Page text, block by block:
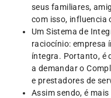
seus familiares,
com isso, influencia
Um Sistema de
raciocínio: empresa
íntegra. Portanto, é
a demandar o
e prestadores de
Assim sendo, é